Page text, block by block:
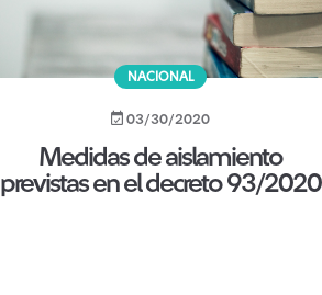
NACIONAL
03/30/2020
Medidas de aislamiento
previstas en el decreto 93/2020